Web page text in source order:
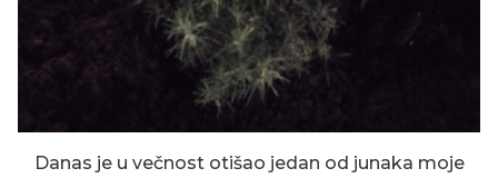
Danas je u večnost otišao jedan od junaka moje